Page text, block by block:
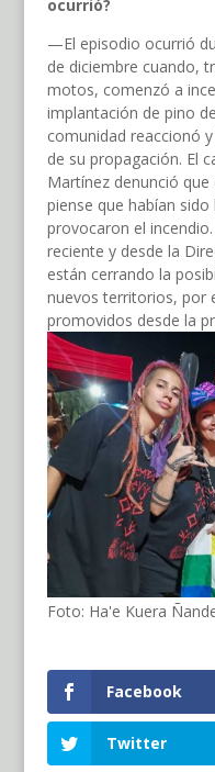
ocurrió?
—El episodio ocurrió
de diciembre cuando,
motos, comenzó a
implantación de pino
comunidad reaccionó
de su propagación. El
Martínez denunció
piense que habían
provocaron el incendio.
reciente y desde la
están cerrando la
nuevos territorios, por
promovidos desde la
Foto: Ha'e Kuera
Facebook
Twitter